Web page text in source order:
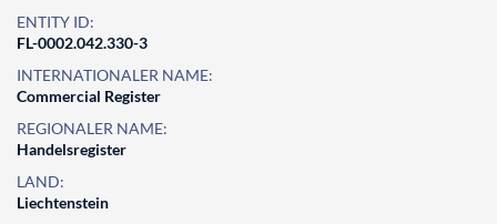
ENTITY ID:
FL-0002.042.330-3
INTERNATIONALER NAME:
Commercial Register
REGIONALER NAME:
Handelsregister
LAND:
Liechtenstein